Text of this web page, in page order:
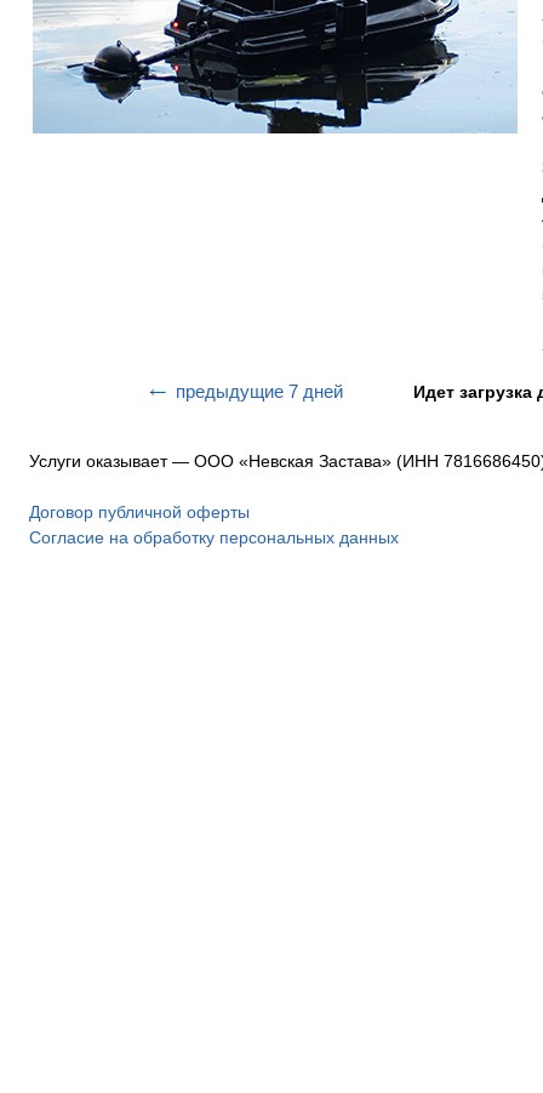
предыдущие 7 дней Идет загрузка
Услуги оказывает — ООО «Невская Застава» (ИНН
Договор публичной оферты
Согласие на обработку персональных данных